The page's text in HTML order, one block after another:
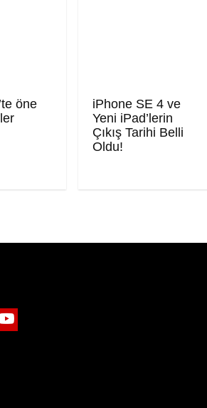
öne
iPhone SE 4 ve
Yeni iPad’lerin
Çıkış Tarihi Belli
Oldu!